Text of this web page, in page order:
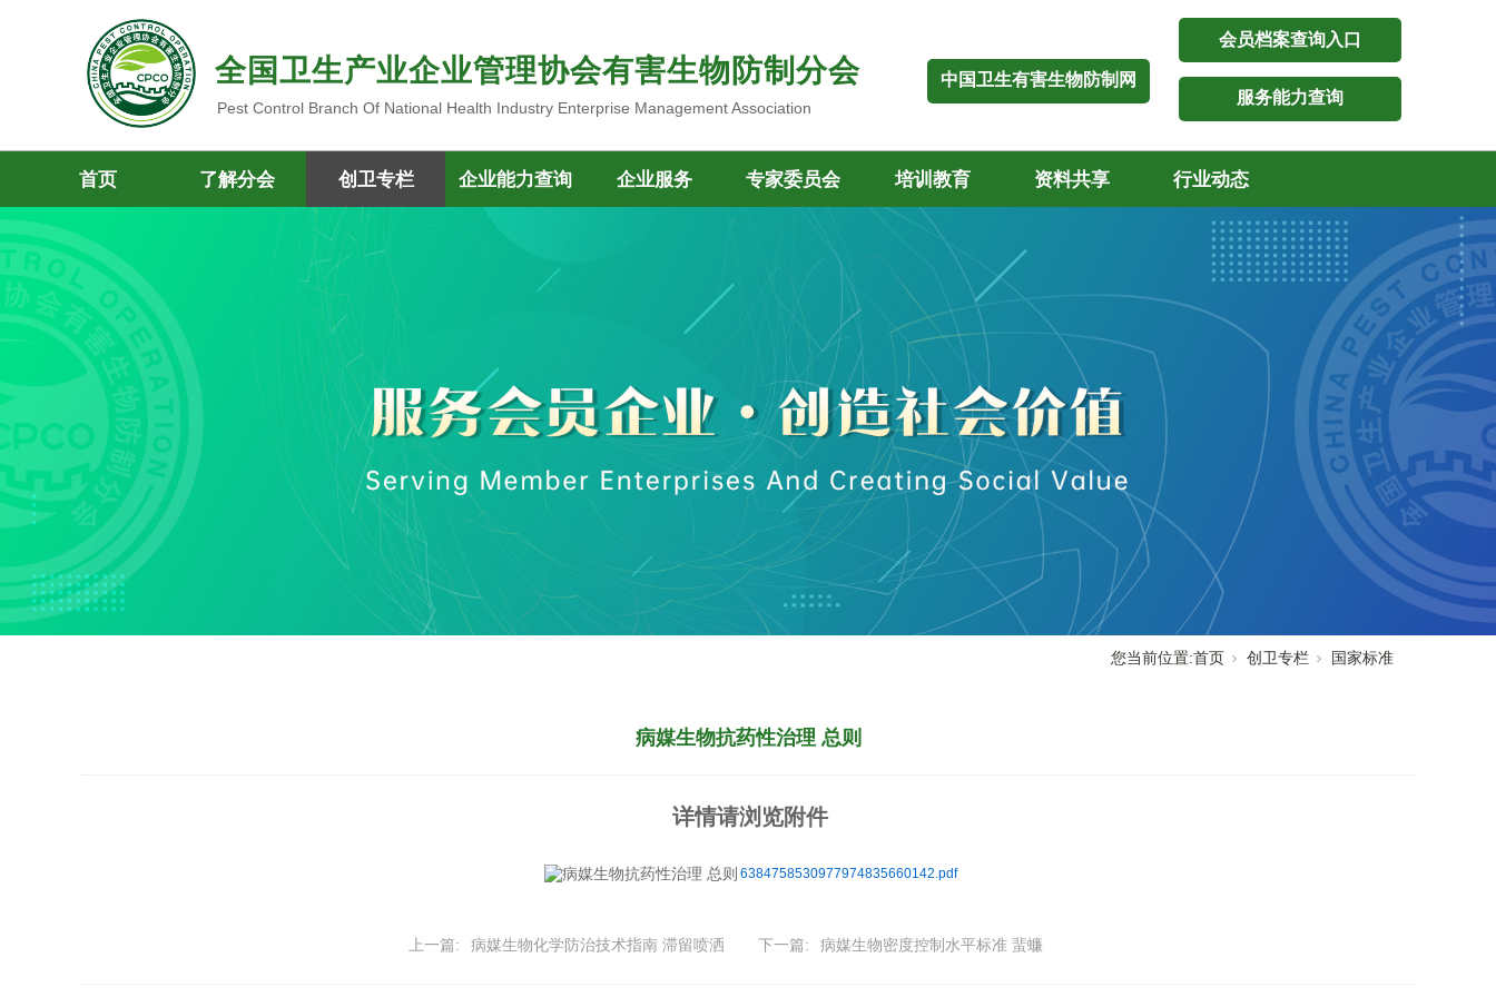
全国卫生产业企业管理协会有害生物防制分会 中国卫生有害生物防制网
Pest Control Branch Of National Health Industry Enterprise Management Association
服务能力查询
会员档案查询入口
首页 了解分会 创卫专栏 企业能力查询 企业服务 专家委员会 培训教育 资料共享 行业动态
您当前位置:首页 创卫专栏 国家标准
病媒生物抗药性治理 总则
详情请浏览附件
6384758530977974835660142.pdf
上一篇: 病媒生物化学防治技术指南 滞留喷洒 下一篇: 病媒生物密度控制水平标准 蜚蠊